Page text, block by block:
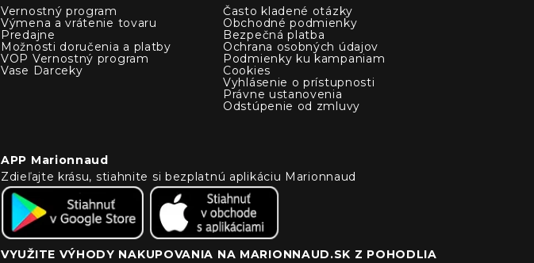
Vernostný program
Výmena a vrátenie tovaru
Predajne
Možnosti doručenia a platby
VOP Vernostný program
Vase Darceky
Často kladené otázky
Obchodné podmienky
Bezpečná platba
Ochrana osobných údajov
Podmienky ku kampaniam
Cookies
Vyhlásenie o prístupnosti
Právne ustanovenia
Odstúpenie od zmluvy
APP Marionnaud
Zdieľajte krásu, stiahnite si bezplatnú aplikáciu Marionnaud
VYUŽITE VÝHODY NAKUPOVANIA NA MARIONNAUD.SK Z POHODLIA